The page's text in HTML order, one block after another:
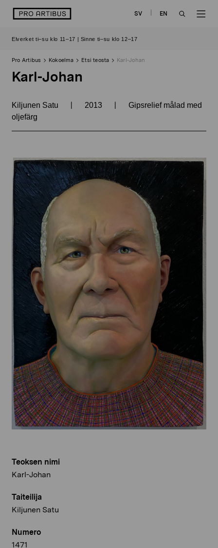
sisältöön
logo SV
EN
Elverket ti–su klo 11–17 | Sinne ti–su klo 12–17
Pro Artibus Kokoelma Etsi teosta Karl-Johan
Karl-Johan
Kiljunen Satu | 2013 |
Gipsrelief målad med
oljefärg
Teoksen nimi
Karl-Johan
Taiteilija
Kiljunen Satu
Numero
1471